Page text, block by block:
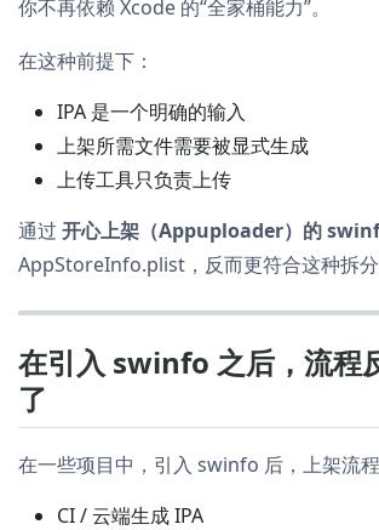
你不再依赖 Xcode 的“全家桶能力”。
在这种前提下：
IPA 是一个明确的输入
上架所需文件需要被显式生成
上传工具只负责上传
通过 开心上架（Appuploader）的
AppStoreInfo.plist，反而更符合这种拆分
在引入 swinfo 之后，流程
了
在一些项目中，引入 swinfo 后，上架流程
CI / 云端生成 IPA